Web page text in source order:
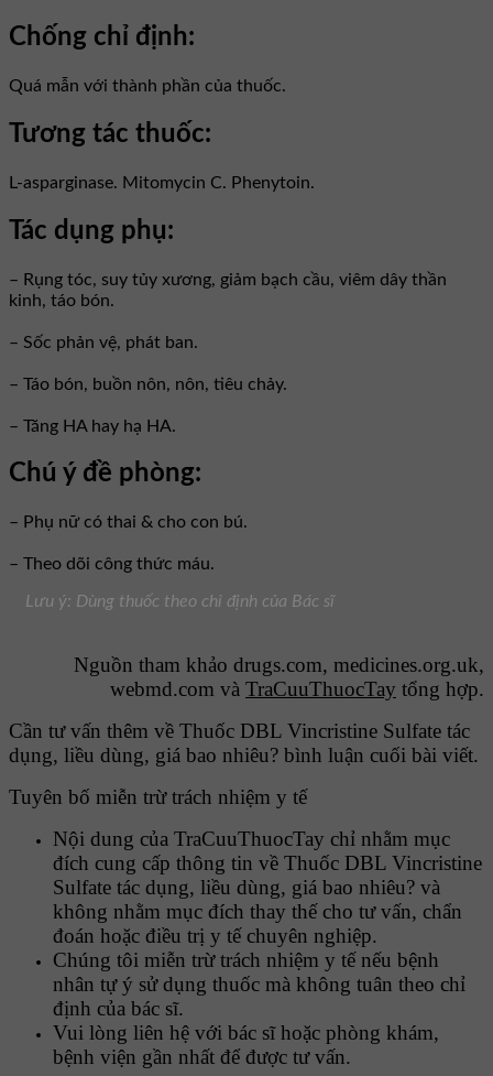
Chống chỉ định:
Quá mẫn với thành phần của thuốc.
Tương tác thuốc:
L-asparginase. Mitomycin C. Phenytoin.
Tác dụng phụ:
– Rụng tóc, suy tủy xương, giảm bạch cầu, viêm dây thần
kinh, táo bón.
– Sốc phản vệ, phát ban.
– Táo bón, buồn nôn, nôn, tiêu chảy.
– Tăng HA hay hạ HA.
Chú ý đề phòng:
– Phụ nữ có thai & cho con bú.
– Theo dõi công thức máu.
Lưu ý: Dùng thuốc theo chỉ định của Bác sĩ
Nguồn tham khảo drugs.com, medicines.org.uk,
webmd.com và TraCuuThuocTay tổng hợp.
Cần tư vấn thêm về Thuốc DBL Vincristine Sulfate tác
dụng, liều dùng, giá bao nhiêu? bình luận cuối bài viết.
Tuyên bố miễn trừ trách nhiệm y tế
Nội dung của TraCuuThuocTay chỉ nhằm mục
đích cung cấp thông tin về Thuốc DBL Vincristine
Sulfate tác dụng, liều dùng, giá bao nhiêu? và
không nhằm mục đích thay thế cho tư vấn, chẩn
đoán hoặc điều trị y tế chuyên nghiệp.
Chúng tôi miễn trừ trách nhiệm y tế nếu bệnh
nhân tự ý sử dụng thuốc mà không tuân theo chỉ
định của bác sĩ.
Vui lòng liên hệ với bác sĩ hoặc phòng khám,
bệnh viện gần nhất để được tư vấn.